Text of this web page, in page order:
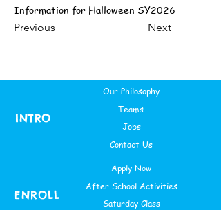
Previous Next
Information for Halloween SY2026
Our Philosophy
INTRO
Teams
Jobs
Contact Us
Apply Now
ENROLL
After School Activities
Saturday Class